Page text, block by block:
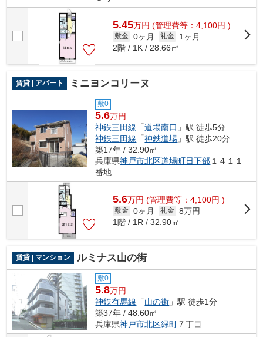
5.45万円 (管理費等：4,100円 )
敷金 0ヶ月 礼金
1ヶ月
2階 / 1K / 28.66㎡
賃貸 | アパート ミニヨンコリーヌ
敷0
5.6万円
神鉄三田線 「道場南口 」駅 徒歩5分
神鉄三田線 「神鉄道場 」駅 徒歩20分
築17年 / 32.90㎡
兵庫県神戸市北区道場町日下部 １４１１
番地
5.6万円 (管理費等：4,100円 )
敷金 0ヶ月 礼金 8万円
1階 / 1R / 32.90㎡
賃貸 | マンション ルミナス山の街
敷0
5.8万円
神鉄有馬線 「山の街 」駅 徒歩1分
築37年 / 48.60㎡
兵庫県神戸市北区緑町 ７丁目